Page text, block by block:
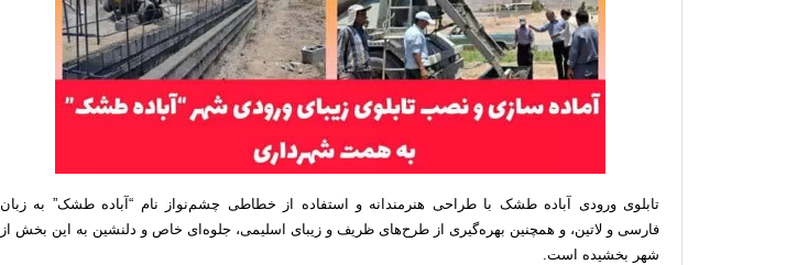
تابلوی ورودی آباده طشک با طراحی هنرمندانه و استفاده از خطاطی چشم‌نواز نام “آباده طشک” به زبان
فارسی و لاتین، و همچنین بهره‌گیری از طرح‌های ظریف و زیبای اسلیمی، جلوه‌ای خاص و دلنشین به این بخش از
شهر بخشیده است.